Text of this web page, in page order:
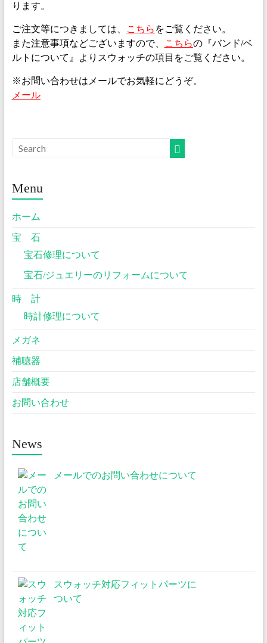
ります。
ご注文等につきましては、 こちら をご覧ください。
また注意事項などございますので、
こちらの『バンド/ベ
ルトについて』よりスウォッチの項目をご覧ください。
※お問い合わせはメールでお気軽にどうぞ。
メール
Menu
ホーム
宝 石
宝石修理について
宝石/ジュエリーのリフォームについて
時 計
時計修理について
メガネ
補聴器
店舗概要
お問い合わせ
News
メールでのお問い合わせについて
スウォッチ対応フィットパーツに
ついて